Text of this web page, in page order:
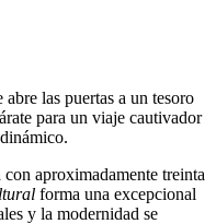
las puertas a un tesoro
para un viaje cautivador
aproximadamente treinta
forma una excepcional
y la modernidad se